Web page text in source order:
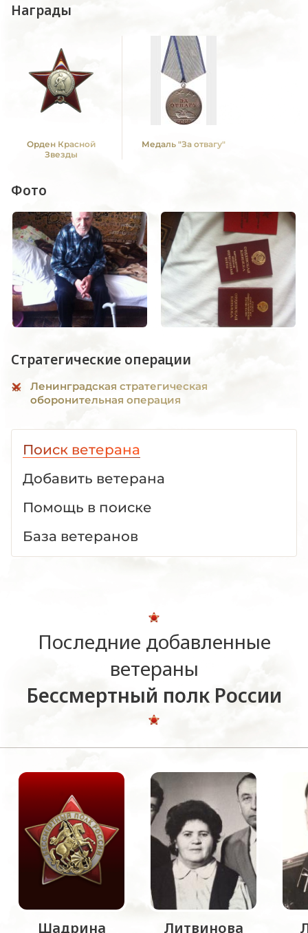
Награды
Орден Красной
Звезды
Медаль "За отвагу"
Фото
Стратегические операции
Ленинградская стратегическая
оборонительная операция
Поиск ветерана
Добавить ветерана
Помощь в поиске
База ветеранов
Последние добавленные
ветераны
Бессмертный полк России
Шадрина Литвинова